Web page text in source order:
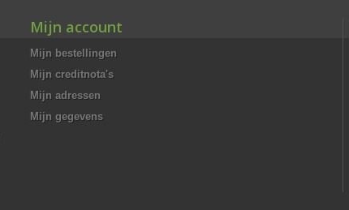
Mijn account
Mijn bestellingen
Mijn creditnota's
Mijn adressen
Mijn gegevens